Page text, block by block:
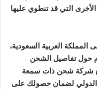
التي قد تنطوي عليها
العربية السعودية،
حول تفاصيل الشحن
شركة شحن ذات سمعة
الدولي لضمان حصولك على